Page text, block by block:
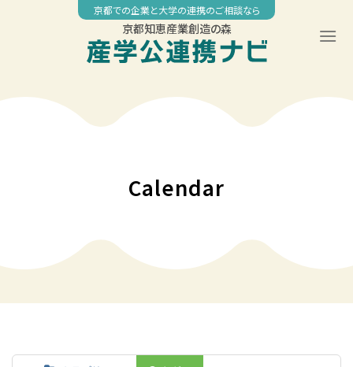
京都での企業と大学の連携のご相談なら
京都知恵産業創造の森
Calendar
04:00